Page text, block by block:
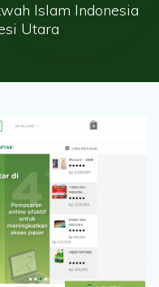
Islam Indonesia
Utara